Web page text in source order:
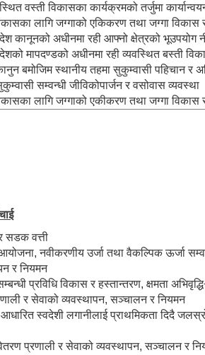
वस्ती विकासका कार्यक्रमको तर्जुमा
लागि जग्गाको एकिकरण तथा जग्गा विकास
कानूनको अधीनमा रही आफ्नो क्षेत्रको भूउपयोग
मापदण्डको अधीनमा रही व्यवस्थित बस्ती
बमोजिम स्थानीय तहमा सुकुम्वासी पहिचान र
सम्वन्धी जीविकोपार्जन र वसोवास व्यवस्था
लागि जग्गाको एकीकरण तथा जग्गा विकास
सडक वत्ती
नवीकरणीय उर्जा तथा वैकल्पिक ऊर्जा
र नियमन
प्रविधि विकास र हस्तान्तरण, क्षमता
र सेवाको व्यवस्थापन, सञ्चालन र नियमन
स्वदेशी लगानीलाई प्राथमिकता दिदै
प्रणाली र सेवाको व्यवस्थापन, सञ्चालन र